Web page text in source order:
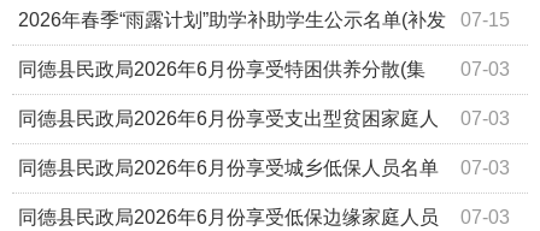
07-15
2026年春季“雨露计划”助学补助学生公示名单(补发
2) 07-03
同德县民政局2026年6月份享受特困供养分散(集
中)人员名单公示 07-03
同德县民政局2026年6月份享受支出型贫困家庭人
员名单公示 07-03
同德县民政局2026年6月份享受城乡低保人员名单
公示 07-03
同德县民政局2026年6月份享受低保边缘家庭人员